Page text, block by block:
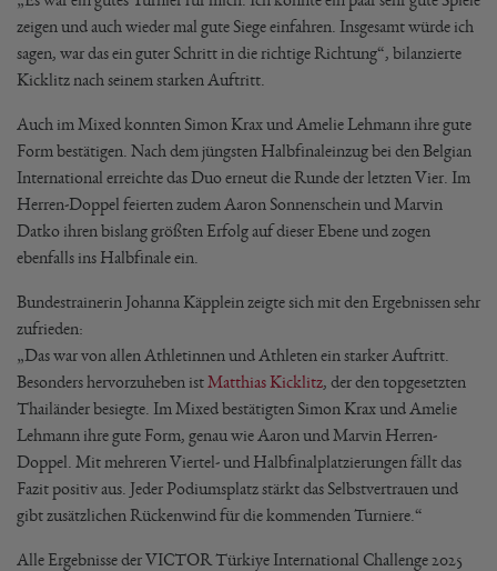
zeigen und auch wieder mal gute Siege einfahren. Insgesamt würde ich
sagen, war das ein guter Schritt in die richtige Richtung“, bilanzierte
Kicklitz nach seinem starken Auftritt.
Auch im Mixed konnten Simon Krax und Amelie Lehmann ihre gute
Form bestätigen. Nach dem jüngsten Halbfinaleinzug bei den Belgian
International erreichte das Duo erneut die Runde der letzten Vier. Im
Herren-Doppel feierten zudem Aaron Sonnenschein und Marvin
Datko ihren bislang größten Erfolg auf dieser Ebene und zogen
ebenfalls ins Halbfinale ein.
Bundestrainerin Johanna Käpplein zeigte sich mit den Ergebnissen sehr
zufrieden:
„Das war von allen Athletinnen und Athleten ein starker Auftritt.
Besonders hervorzuheben istMatthias Kicklitz, der den topgesetzten
Thailänder besiegte. Im Mixed bestätigten Simon Krax und Amelie
Lehmann ihre gute Form, genau wie Aaron und Marvin Herren-
Doppel. Mit mehreren Viertel- und Halbfinalplatzierungen fällt das
Fazit positiv aus. Jeder Podiumsplatz stärkt das Selbstvertrauen und
gibt zusätzlichen Rückenwind für die kommenden Turniere.“
Alle Ergebnisse der VICTOR Türkiye International Challenge 2025